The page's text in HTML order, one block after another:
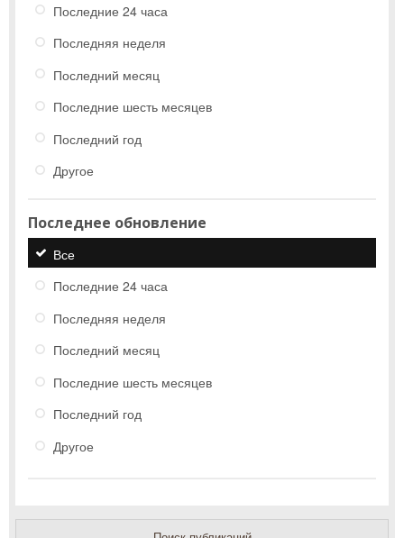
Последние 24 часа
Последняя неделя
Последний месяц
Последние шесть месяцев
Последний год
Другое
Последнее обновление
Все
Последние 24 часа
Последняя неделя
Последний месяц
Последние шесть месяцев
Последний год
Другое